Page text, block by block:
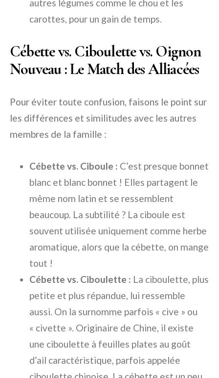
autres légumes comme le chou et les
carottes, pour un gain de temps.
Cébette vs. Ciboulette vs. Oignon
Nouveau : Le Match des Alliacées
Pour éviter toute confusion, faisons le point sur
les différences et similitudes avec les autres
membres de la famille :
Cébette vs. Ciboule : C’est presque bonnet
blanc et blanc bonnet ! Elles partagent le
même nom latin et se ressemblent
beaucoup. La subtilité ? La ciboule est
souvent utilisée uniquement comme herbe
aromatique, alors que la cébette, on mange
tout !
Cébette vs. Ciboulette : La ciboulette, plus
petite et plus répandue, lui ressemble
aussi. On la surnomme parfois « cive » ou
« civette ». Originaire de Chine, il existe
une ciboulette à feuilles plates au goût
d’ail caractéristique, parfois appelée